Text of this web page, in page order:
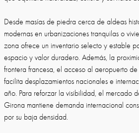
Desde masías de piedra cerca de aldeas
modernas en urbanizaciones tranquilas o
zona ofrece un inventario selecto y estable
espacio y valor duradero. Además, la
frontera francesa, el acceso al aeropuerto
facilita desplazamientos nacionales e
año. Para reforzar la visibilidad, el mercado
Girona mantiene demanda internacional
por su baja densidad.